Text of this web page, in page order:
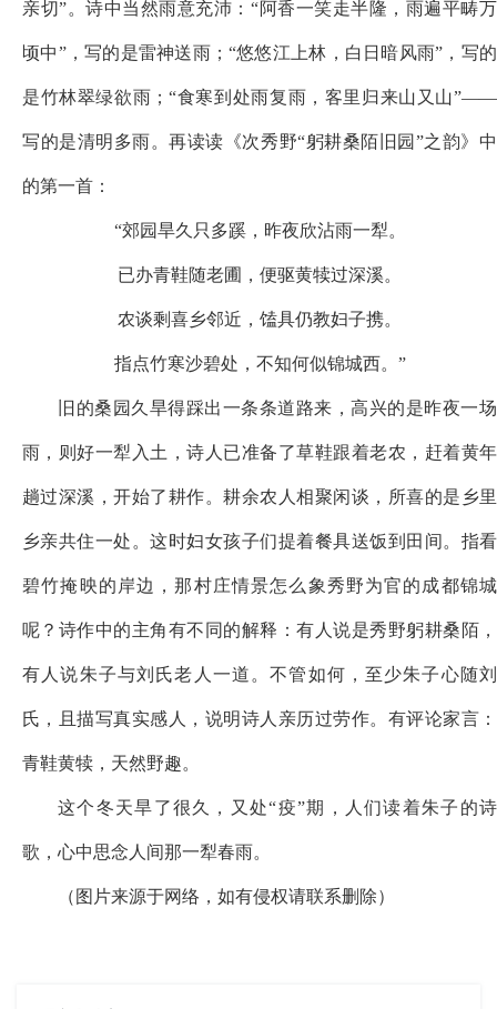
亲切”。诗中当然雨意充沛：“阿香一笑走半隆，雨遍平畴万
顷中”，写的是雷神送雨；“悠悠江上林，白日暗风雨”，写的
是竹林翠绿欲雨；“食寒到处雨复雨，客里归来山又山”——
写的是清明多雨。再读读《次秀野“躬耕桑陌旧园”之韵》中
的第一首：
“郊园旱久只多蹊，昨夜欣沾雨一犁。
已办青鞋随老圃，便驱黄犊过深溪。
农谈剩喜乡邻近，馌具仍教妇子携。
指点竹寒沙碧处，不知何似锦城西。 ”
旧的桑园久旱得踩出一条条道路来，高兴的是昨夜一场
雨，则好一犁入土，诗人已准备了草鞋跟着老农，赶着黄年
趟过深溪，开始了耕作。耕余农人相聚闲谈，所喜的是乡里
乡亲共住一处。这时妇女孩子们提着餐具送饭到田间。指看
碧竹掩映的岸边，那村庄情景怎么象秀野为官的成都锦城
呢？诗作中的主角有不同的解释：有人说是秀野躬耕桑陌，
有人说朱子与刘氏老人一道。不管如何，至少朱子心随刘
氏，且描写真实感人，说明诗人亲历过劳作。有评论家言：
青鞋黄犊，天然野趣。
这个冬天旱了很久，又处“疫”期，人们读着朱子的诗
歌，心中思念人间那一犁春雨。
（图片来源于网络，如有侵权请联系删除）